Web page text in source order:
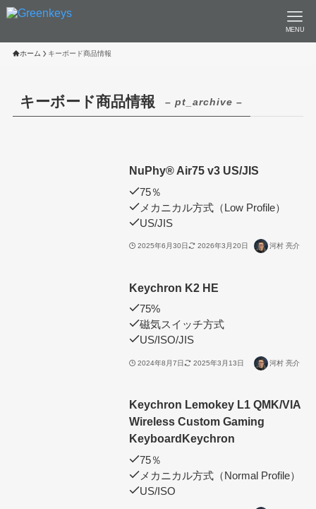
MENU
ホーム キーボード商品情報
キーボード商品情報 – pt_archive –
NuPhy®︎ Air75 v3 US/JIS
75％
メカニカル方式（Low Profile）
US/JIS
2025年6月30日 2026年3月20日 河村 亮介
Keychron K2 HE
75%
磁気スイッチ方式
US/ISO/JIS
2024年8月7日 2025年3月13日 河村 亮介
Keychron Lemokey L1 QMK/VIA
Wireless Custom Gaming
KeyboardKeychron
75％
メカニカル方式（Normal Profile）
US/ISO